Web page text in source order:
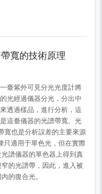
寬的技術原理
臺紫外可見分光光度計將
光經過儀器分光，分出中
透過樣品，進行分析，這
這臺儀器的光譜帶寬。光
寬也是分析誤差的主要來源
只適用于單色光，但在實際
譜儀器的單色器上得到真
的光譜帶，因此，進入被
的復合光。